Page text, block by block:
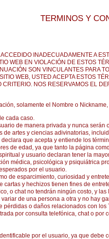
TERMINOS Y
INADECUADAMENTE A
WEB EN VIOLACIÓN DE ESTOS
SON VINCULANTES PARA
WEB, USTED ACEPTA ESTOS
NOS RESERVAMOS EL
solamente el Nombre o
cada caso.
de manera privada y nunca serán
de artes y ciencias adivinatorias,
que acepta y entiende los
de edad, ya que tanto la página
y usuario declaran tener la
médica, psicológica y psiquiátrica
por el usuario.
de esparcimiento, curiosidad y
cartas y hechizos tienen fines de
o chat no tendrán ningún costo, y
de una persona a otra y no hay
pérdidas o daños relacionados con
por consulta telefónica, chat o
por el usuario, ya que